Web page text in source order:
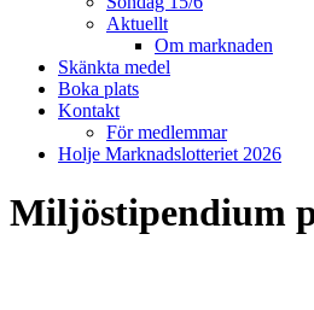
Aktuellt
Om marknaden
Skänkta medel
Boka plats
Kontakt
För medlemmar
Holje Marknadslotteriet 2026
Miljöstipendium